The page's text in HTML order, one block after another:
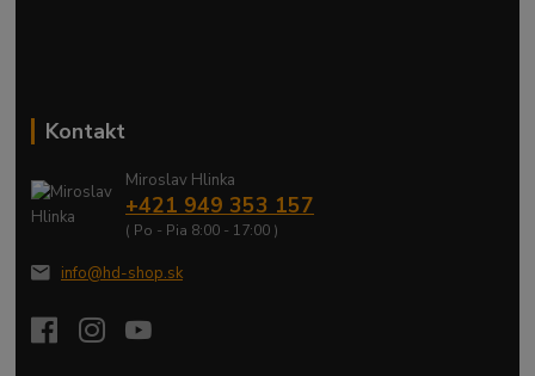
Kontakt
Miroslav Hlinka
+421 949 353 157
( Po - Pia 8:00 - 17:00 )
info@hd-shop.sk